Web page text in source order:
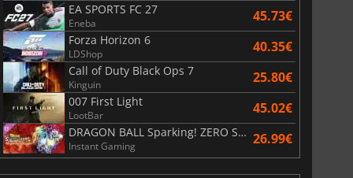
EA SPORTS FC 27
Eneba 45.73€
Forza Horizon 6
LDShop 40.35€
Call of Duty Black Ops 7
Kinguin 25.80€
007 First Light
LootBar 45.02€
DRAGON BALL Sparking! ZERO Super Limit Breaking NEO
Instant Gaming 26.99€